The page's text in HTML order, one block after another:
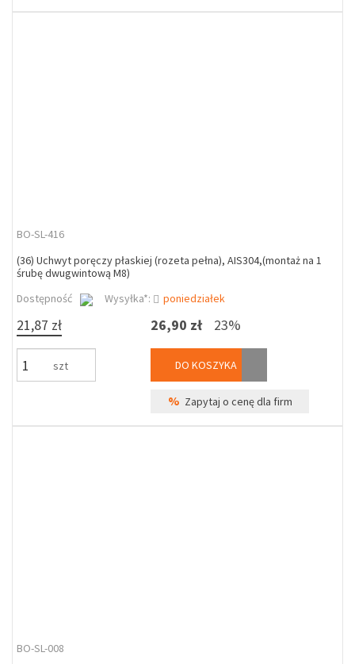
BO-SL-416
(36) Uchwyt poręczy płaskiej (rozeta pełna), AIS304,(montaż na 1
śrubę dwugwintową M8)
Dostępność
Wysyłka*: poniedziałek
21,87 zł
szt
26,90 zł 23%
DO KOSZYKA
% Zapytaj o cenę dla firm
BO-SL-008